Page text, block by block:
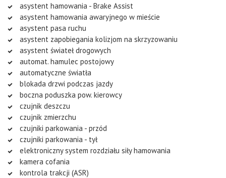
asystent hamowania - Brake Assist
asystent hamowania awaryjnego w mieście
asystent pasa ruchu
asystent zapobiegania kolizjom na skrzyzowaniu
asystent świateł drogowych
automat. hamulec postojowy
automatyczne światła
blokada drzwi podczas jazdy
boczna poduszka pow. kierowcy
czujnik deszczu
czujnik zmierzchu
czujniki parkowania - przód
czujniki parkowania - tył
elektroniczny system rozdziału siły hamowania
kamera cofania
kontrola trakcji (ASR)